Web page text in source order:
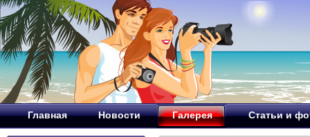
Главная Новости Галерея Статьи и